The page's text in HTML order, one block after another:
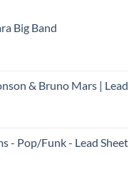
Big Band
& Bruno Mars | Lead
- Pop/Funk - Lead Sheet